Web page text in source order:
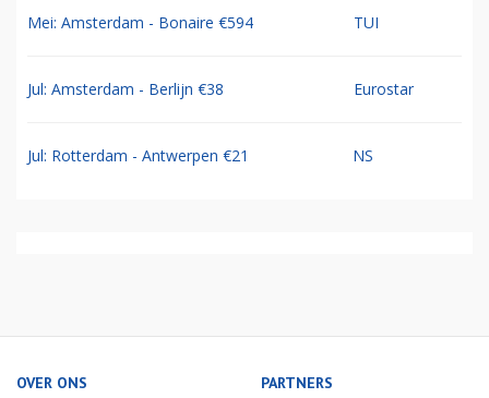
Mei: Amsterdam - Bonaire €594 TUI
Jul: Amsterdam - Berlijn €38 Eurostar
Jul: Rotterdam - Antwerpen €21 NS
OVER ONS PARTNERS